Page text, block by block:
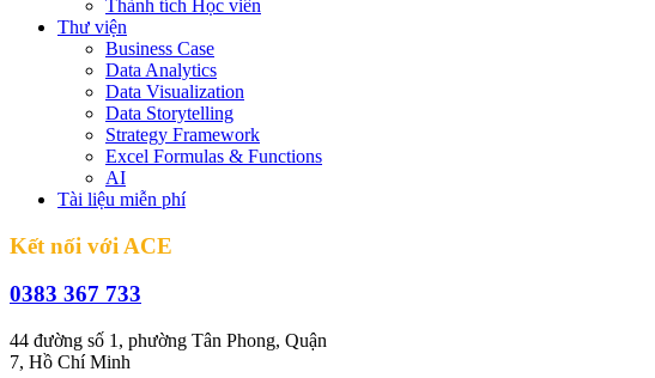
Thành tích Học viên
Thư viện
Business Case
Data Analytics
Data Visualization
Data Storytelling
Strategy Framework
Excel Formulas & Functions
AI
Tài liệu miễn phí
Kết nối với ACE
0383 367 733
44 đường số 1, phường Tân Phong, Quận
7, Hồ Chí Minh